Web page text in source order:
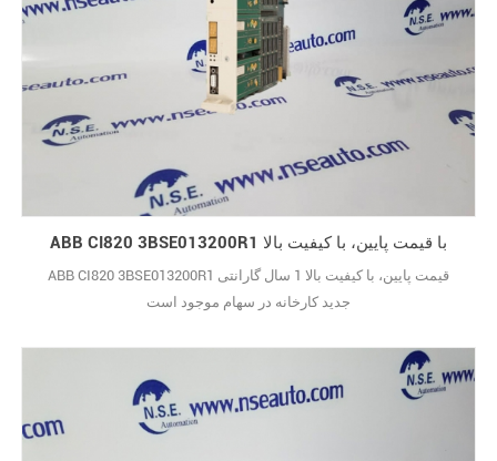
ABB CI820 3BSE013200R1 با قیمت پایین، با کیفیت بالا
ABB CI820 3BSE013200R1 قیمت پایین، با کیفیت بالا 1 سال گارانتی
جدید کارخانه در سهام موجود است